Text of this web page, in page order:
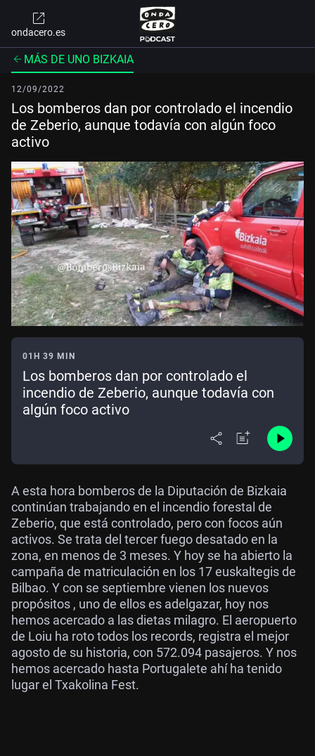
ondacero.es
MÁS DE UNO BIZKAIA
12/09/2022
Los bomberos dan por controlado el incendio
de Zeberio, aunque todavía con algún foco
activo
01H 39 MIN
Los bomberos dan por controlado el
incendio de Zeberio, aunque todavía con
algún foco activo
A esta hora bomberos de la Diputación de Bizkaia
continúan trabajando en el incendio forestal de
Zeberio, que está controlado, pero con focos aún
activos. Se trata del tercer fuego desatado en la
zona, en menos de 3 meses. Y hoy se ha abierto la
campaña de matriculación en los 17 euskaltegis de
Bilbao. Y con se septiembre vienen los nuevos
propósitos , uno de ellos es adelgazar, hoy nos
hemos acercado a las dietas milagro. El aeropuerto
de Loiu ha roto todos los records, registra el mejor
agosto de su historia, con 572.094 pasajeros. Y nos
hemos acercado hasta Portugalete ahí ha tenido
lugar el Txakolina Fest.